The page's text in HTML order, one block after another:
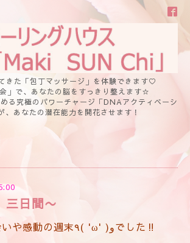
きた「包丁マッサージ」を体験できます♡
」で、あなたの脳をすっきり整えます☆
る究極のパワーチャージ「DNAアクティベーシ
、あなたの潜在能力を開花させます！
三日間〜
たくさんの出会いや感動の週末٩( 'ω' )وでした‼️